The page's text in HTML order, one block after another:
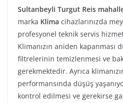
Sultanbeyli Turgut Reis
marka Klima cihazlarınızda
profesyonel teknik servis
Klimanızın aniden kapanması
filtrelerinin temizlenmesi ve
gerekmektedir. Ayrıca
performansında düşüş
kontrol edilmesi ve gerekirse